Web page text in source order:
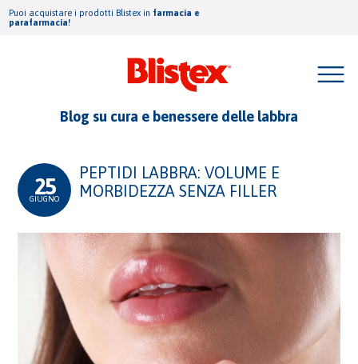
Puoi acquistare i prodotti Blistex in farmacia e
parafarmacia!
Blog su cura e benessere delle labbra
25
GIUGNO
PEPTIDI LABBRA: VOLUME E
MORBIDEZZA SENZA FILLER